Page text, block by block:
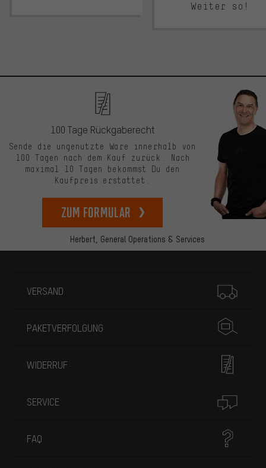
Weiter so!
Herbert, General Operations & Services
100 Tage Rückgaberecht
Sende die ungenutzte Ware innerhalb von
100 Tagen nach dem Kauf zurück. Nach
maximal 10 Tagen bekommst Du den
Kaufpreis erstattet.
zum Formular
VERSAND
PAKETVERFOLGUNG
WIDERRUF
SERVICE
FAQ